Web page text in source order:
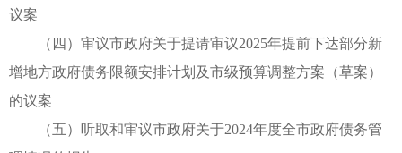
议案
（四）审议市政府关于提请审议2025年提前下达部分新
增地方政府债务限额安排计划及市级预算调整方案（草案）
的议案
（五）听取和审议市政府关于2024年度全市政府债务管